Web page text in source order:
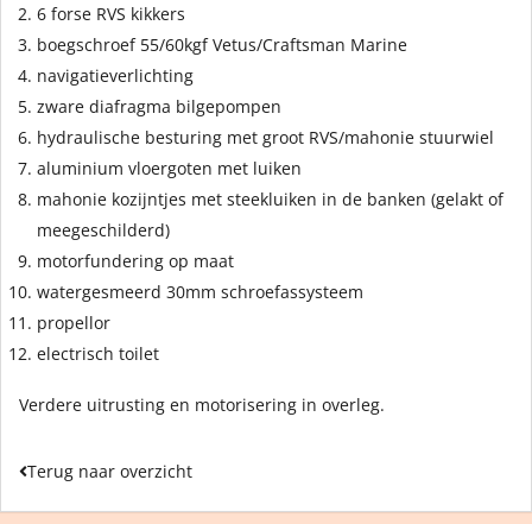
6 forse RVS kikkers
boegschroef 55/60kgf Vetus/Craftsman Marine
navigatieverlichting
zware diafragma bilgepompen
hydraulische besturing met groot RVS/mahonie stuurwiel
aluminium vloergoten met luiken
mahonie kozijntjes met steekluiken in de banken (gelakt of
meegeschilderd)
motorfundering op maat
watergesmeerd 30mm schroefassysteem
propellor
electrisch toilet
Verdere uitrusting en motorisering in overleg.
Terug naar overzicht